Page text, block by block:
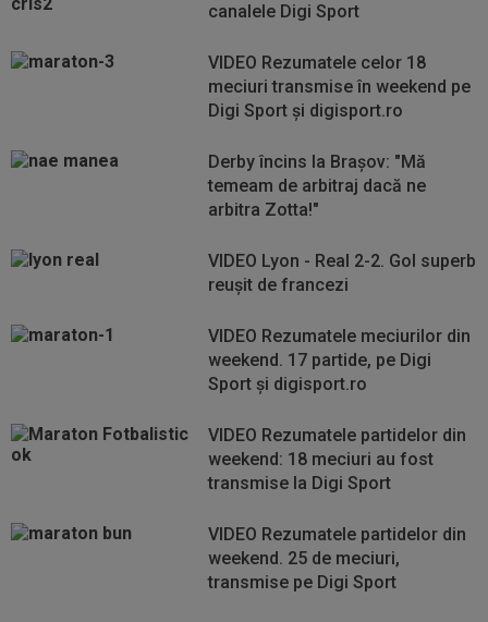
canalele Digi Sport
VIDEO Rezumatele celor 18
meciuri transmise în weekend pe
Digi Sport şi digisport.ro
Derby încins la Brașov: "Mă
temeam de arbitraj dacă ne
arbitra Zotta!"
VIDEO Lyon - Real 2-2. Gol superb
reușit de francezi
VIDEO Rezumatele meciurilor din
weekend. 17 partide, pe Digi
Sport şi digisport.ro
VIDEO Rezumatele partidelor din
weekend: 18 meciuri au fost
transmise la Digi Sport
VIDEO Rezumatele partidelor din
weekend. 25 de meciuri,
transmise pe Digi Sport